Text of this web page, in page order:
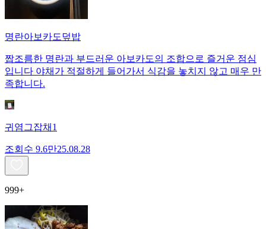
명란아보카도덮밥
짭조름한 명란과 부드러운 아보카도의 조합으로 즐거운 점심
입니다 야채가 적절하게 들어가서 식감을 놓치지 않고 매우 만
족합니다.
귀염그잡채1
조회수 9.6만25.08.28
999+